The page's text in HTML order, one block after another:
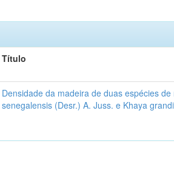
Título
Densidade da madeira de duas espécies
senegalensis (Desr.) A. Juss. e Khaya